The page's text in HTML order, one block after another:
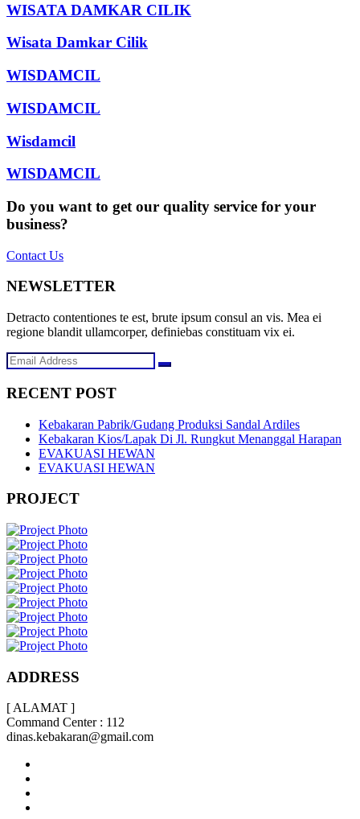
WISATA DAMKAR CILIK
Wisata Damkar Cilik
WISDAMCIL
WISDAMCIL
Wisdamcil
WISDAMCIL
Do you want to get our quality service for your
business?
Contact Us
NEWSLETTER
Detracto contentiones te est, brute ipsum consul an vis. Mea ei
regione blandit ullamcorper, definiebas constituam vix ei.
RECENT POST
Kebakaran Pabrik/Gudang Produksi Sandal Ardiles
Kebakaran Kios/Lapak Di Jl. Rungkut Menanggal Harapan
EVAKUASI HEWAN
EVAKUASI HEWAN
PROJECT
ADDRESS
[ ALAMAT ]
Command Center : 112
dinas.kebakaran@gmail.com